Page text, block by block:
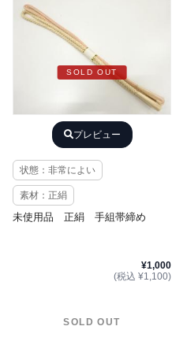
SOLD OUT
プレビュー
状態：非常によい
素材：正絹
未使用品 正絹 手組帯締め
¥1,000
(税込 ¥1,100)
SOLD OUT